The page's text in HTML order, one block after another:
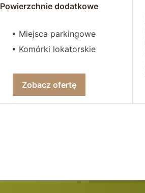
Powierzchnie dodatkowe
• Miejsca parkingowe
• Komórki lokatorskie
Zobacz ofertę